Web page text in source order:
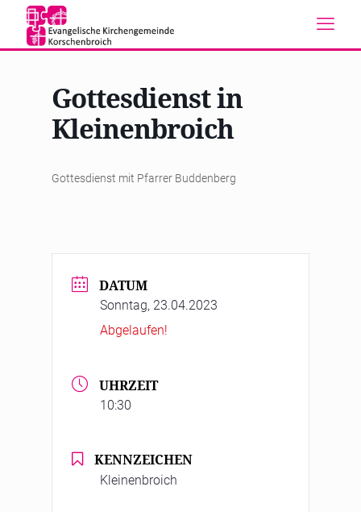
Gottesdienst in
Kleinenbroich
Gottesdienst mit Pfarrer Buddenberg
DATUM
Sonntag, 23.04.2023
Abgelaufen!
UHRZEIT
10:30
KENNZEICHEN
Kleinenbroich